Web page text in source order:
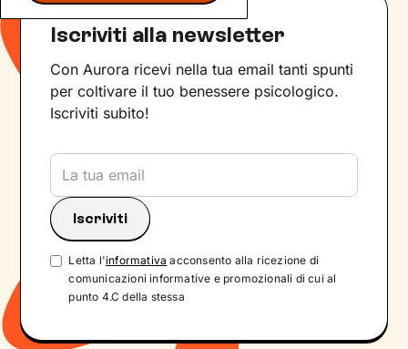
Iscriviti alla newsletter
Con Aurora ricevi nella tua email tanti spunti
per coltivare il tuo benessere psicologico.
Iscriviti subito!
Letta l'informativa acconsento alla ricezione di
comunicazioni informative e promozionali di cui al
punto 4.C della stessa